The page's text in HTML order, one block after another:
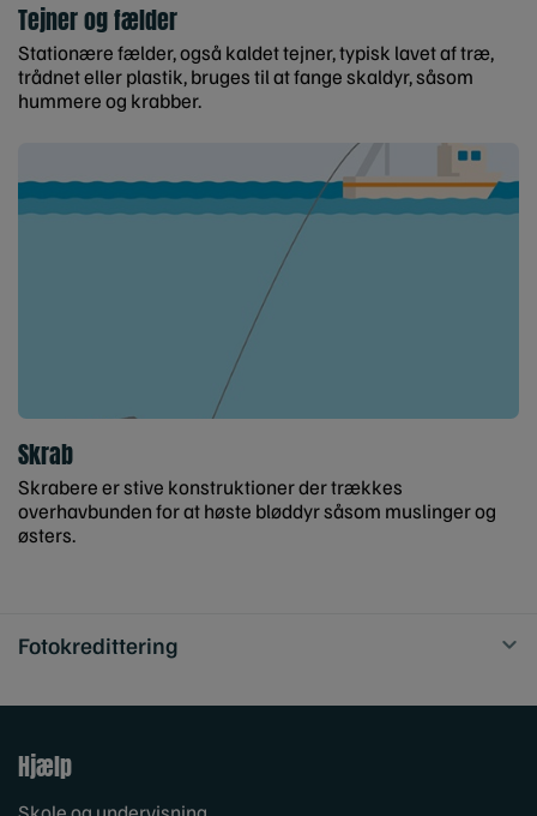
Tejner og fælder
Stationære fælder, også kaldet tejner, typisk lavet af træ,
trådnet eller plastik, bruges til at fange skaldyr, såsom
hummere og krabber.
Skrab
Skrabere er stive konstruktioner der trækkes
overhavbunden for at høste bløddyr såsom muslinger og
østers.
Fotokredittering
Hjælp